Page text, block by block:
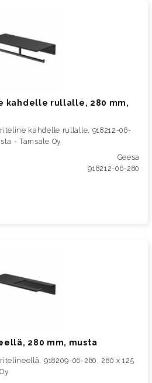
kahdelle rullalle, 280 mm,
kahdelle rullalle, 918212-06-
- Tamsale Oy
Geesa
918212-06-280
280 mm, musta
918209-06-280, 280 x 125